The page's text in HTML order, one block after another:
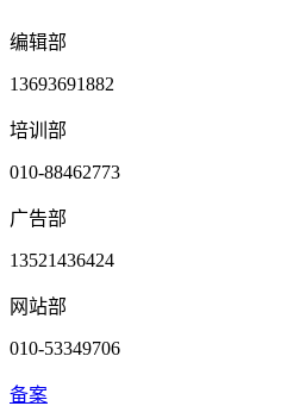
编辑部
13693691882
培训部
010-88462773
广告部
13521436424
网站部
010-53349706
备案